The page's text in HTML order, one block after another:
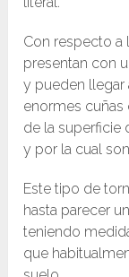
Con respecto a
presentan con
y pueden llegar
enormes cuñas
de la superficie
y por la cual
Este tipo de
hasta parecer
teniendo
que